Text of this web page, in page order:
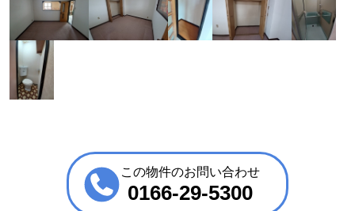
この物件のお問い合わせ
0166-29-5300